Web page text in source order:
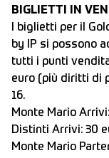
BIGLIETTI IN
I biglietti per il
by IP si possono
tutti i punti
euro (più diritti di
16.
Monte Mario
Distinti Arrivi: 30
Monte Mario